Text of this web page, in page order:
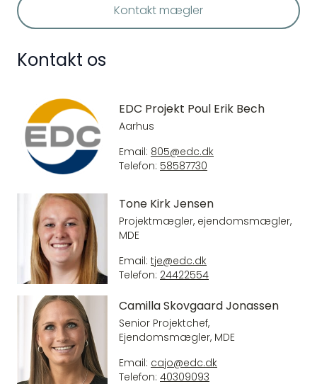
Kontakt mægler
Kontakt os
EDC Projekt Poul Erik Bech
Aarhus
Email: 805@edc.dk
Telefon: 58587730
Tone Kirk Jensen
Projektmægler, ejendomsmægler,
MDE
Email: tje@edc.dk
Telefon: 24422554
Camilla Skovgaard Jonassen
Senior Projektchef,
Ejendomsmægler, MDE
Email: cajo@edc.dk
Telefon: 40309093